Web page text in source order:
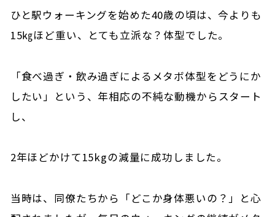
ひと駅ウォーキングを始めた40歳の頃は、今よりも
15㎏ほど重い、とても立派な？体型でした。
「食べ過ぎ・飲み過ぎによるメタボ体型をどうにか
したい」という、年相応の不純な動機からスタート
し、
2年ほどかけて15kgの減量に成功しました。
当時は、同僚たちから「どこか身体悪いの？」と心